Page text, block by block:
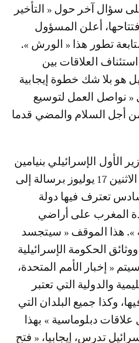
سؤال آخر حول « التأخير
أعلن المسؤول
تطور هذا « الورش ».
العلاقات بين
هو بلا شك خطوة إيجابية
« نواصل العمل لتوسيع
أجل السلام والمضي قدما
الأول الإسرائيلي بنيامين
نتنياهو بعث يوم الاثنين 17 يوليوز برسالة إلى
تعترف فيها دولة
المغرب على أراضي
». هذا الموقف « سيتجسد
الحكومة الإسرائيلية
« إخبار الأمم المتحدة،
والدولية التي تعتبر
وكذا جميع البلدان التي
علاقات دبلوماسية » بهذا
تدرس، إيجابيا، « فتح